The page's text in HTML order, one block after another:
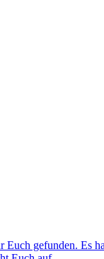
Euch gefunden.